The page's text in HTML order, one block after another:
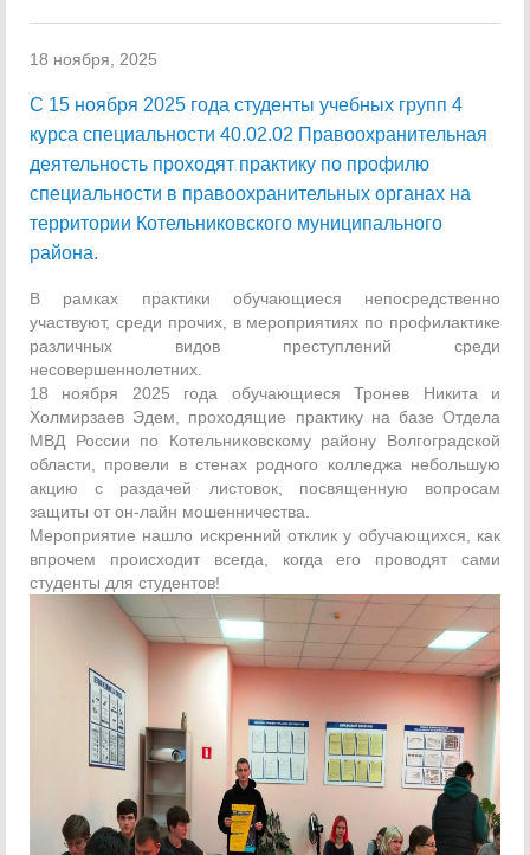
18 ноября, 2025
С 15 ноября 2025 года студенты учебных групп 4
курса специальности 40.02.02 Правоохранительная
деятельность проходят практику по профилю
специальности в правоохранительных органах на
территории Котельниковского муниципального
района.
В рамках практики обучающиеся непосредственно
участвуют, среди прочих, в мероприятиях по профилактике
различных видов преступлений среди
несовершеннолетних.
18 ноября 2025 года обучающиеся Тронев Никита и
Холмирзаев Эдем, проходящие практику на базе Отдела
МВД России по Котельниковскому району Волгоградской
области, провели в стенах родного колледжа небольшую
акцию с раздачей листовок, посвященную вопросам
защиты от он-лайн мошенничества.
Мероприятие нашло искренний отклик у обучающихся, как
впрочем происходит всегда, когда его проводят сами
студенты для студентов!